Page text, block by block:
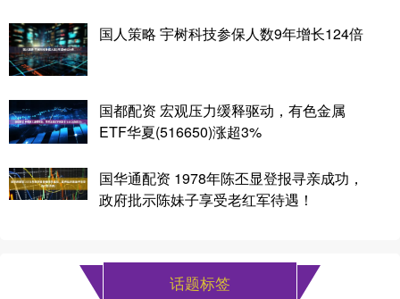
国人策略 宇树科技参保人数9年增长124倍
国都配资 宏观压力缓释驱动，有色金属
ETF华夏(516650)涨超3%
国华通配资 1978年陈丕显登报寻亲成功，
政府批示陈妹子享受老红军待遇！
话题标签